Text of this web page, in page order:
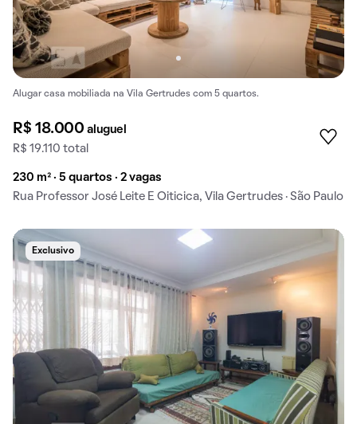
Alugar casa mobiliada na Vila Gertrudes com 5 quartos.
R$ 18.000aluguel
R$ 19.110 total
230 m² · 5 quartos · 2 vagas
Rua Professor José Leite E Oiticica, Vila Gertrudes · São Paulo
Exclusivo